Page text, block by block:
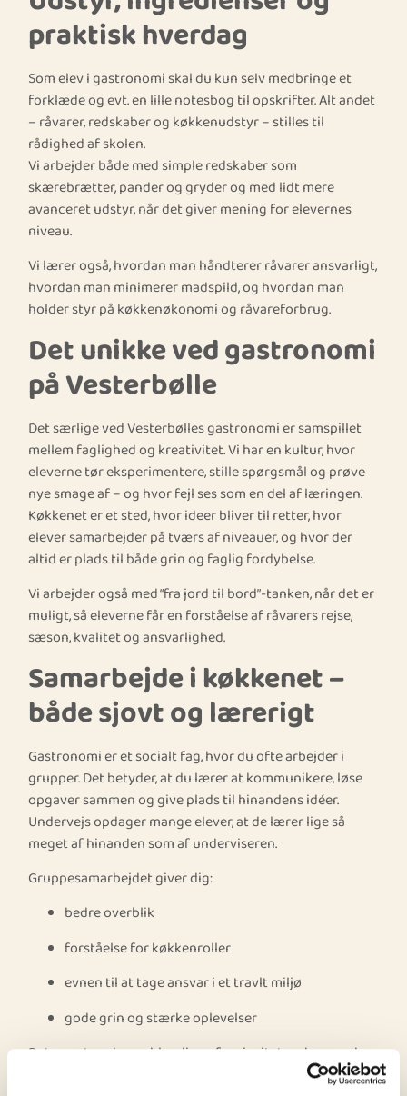
praktisk hverdag
Som elev i gastronomi skal du kun selv medbringe et
forklæde og evt. en lille notesbog til opskrifter. Alt andet
– råvarer, redskaber og køkkenudstyr – stilles til
rådighed af skolen.
Vi arbejder både med simple redskaber som
skærebrætter, pander og gryder og med lidt mere
avanceret udstyr, når det giver mening for elevernes
niveau.
Vi lærer også, hvordan man håndterer råvarer ansvarligt,
hvordan man minimerer madspild, og hvordan man
holder styr på køkkenøkonomi og råvareforbrug.
Det unikke ved gastronomi
på Vesterbølle
Det særlige ved Vesterbølles gastronomi er samspillet
mellem faglighed og kreativitet. Vi har en kultur, hvor
eleverne tør eksperimentere, stille spørgsmål og prøve
nye smage af – og hvor fejl ses som en del af læringen.
Køkkenet er et sted, hvor ideer bliver til retter, hvor
elever samarbejder på tværs af niveauer, og hvor der
altid er plads til både grin og faglig fordybelse.
Vi arbejder også med “fra jord til bord”-tanken, når det er
muligt, så eleverne får en forståelse af råvarers rejse,
sæson, kvalitet og ansvarlighed.
Samarbejde i køkkenet –
både sjovt og lærerigt
Gastronomi er et socialt fag, hvor du ofte arbejder i
grupper. Det betyder, at du lærer at kommunikere, løse
opgaver sammen og give plads til hinandens idéer.
Undervejs opdager mange elever, at de lærer lige så
meget af hinanden som af underviseren.
Gruppesamarbejdet giver dig:
bedre overblik
forståelse for køkkenroller
evnen til at tage ansvar i et travlt miljø
gode grin og stærke oplevelser
Det er netop denne blanding af seriøsitet og humor, der